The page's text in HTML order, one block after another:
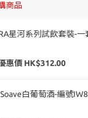
商品
星河系列試飲套裝-一
惠價 HK$312.00
白葡萄酒-編號